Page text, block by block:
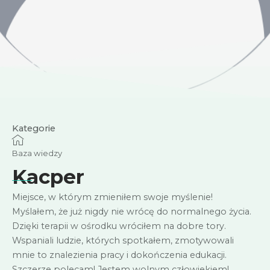
Kategorie
Baza wiedzy
Kacper
Miejsce, w którym zmieniłem swoje myślenie!
Myślałem, że już nigdy nie wrócę do normalnego życia.
Dzięki terapii w ośrodku wróciłem na dobre tory.
Wspaniali ludzie, których spotkałem, zmotywowali
mnie to znalezienia pracy i dokończenia edukacji.